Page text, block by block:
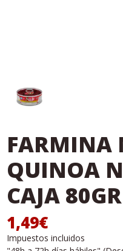
FARMINA
QUINOA
CAJA 80GR
1,49€
Impuestos incluidos